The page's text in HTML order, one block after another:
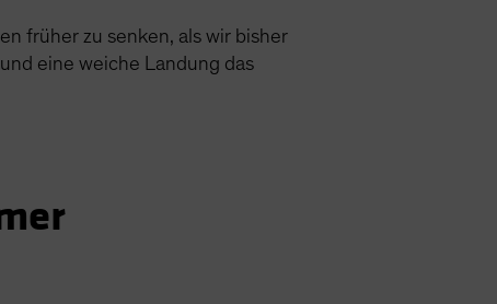
früher zu senken, als wir bisher
eine weiche Landung das